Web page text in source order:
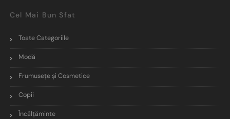
Cel Mai Bun Sfat
Toate Categoriile
Modă
Frumusețe și Cosmetice
Copii
Încălţăminte